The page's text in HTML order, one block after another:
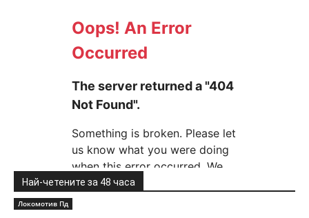
Най-четените за 48 часа
Локомотив Пд